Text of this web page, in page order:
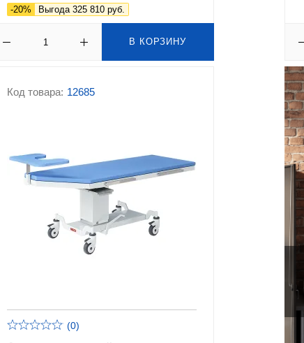
-20% Выгода 325 810 руб.
В КОРЗИНУ
Код товара: 12685
(0)